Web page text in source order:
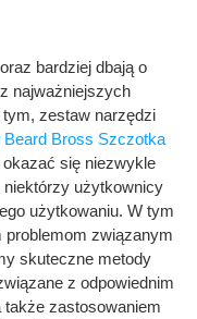
bardziej dbają o
najważniejszych
zestaw narzędzi
Beard Bross Szczotka
się niezwykle
niektórzy użytkownicy
użytkowaniu. W tym
związanym
skuteczne metody
z odpowiednim
zastosowaniem